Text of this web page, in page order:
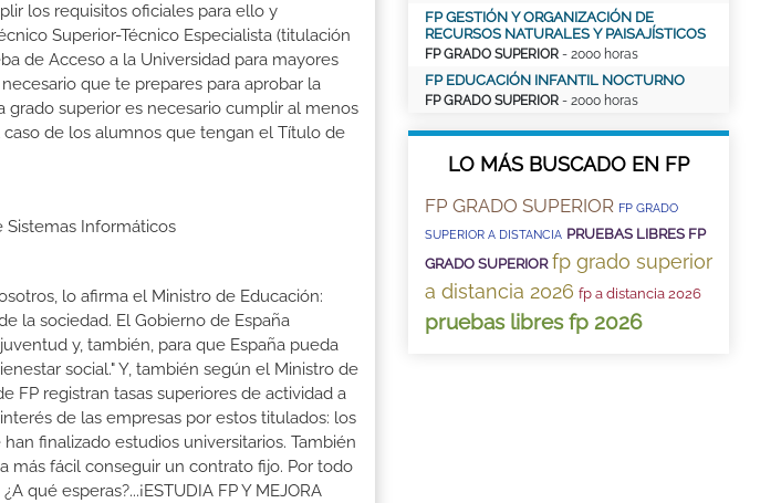
los requisitos oficiales para ello y
Superior-Técnico Especialista (titulación
de Acceso a la Universidad para mayores
que te prepares para aprobar la
grado superior es necesario cumplir al menos
de los alumnos que tengan el Título de
Sistemas Informáticos
lo afirma el Ministro de Educación:
la sociedad. El Gobierno de España
y, también, para que España pueda
social." Y, también según el Ministro de
FP registran tasas superiores de actividad a
de las empresas por estos titulados: los
finalizado estudios universitarios. También
más fácil conseguir un contrato fijo. Por todo
esperas?...¡ESTUDIA FP Y MEJORA
FP GESTIÓN Y ORGANIZACIÓN DE
RECURSOS NATURALES Y PAISAJÍSTICOS
FP GRADO SUPERIOR - 2000 horas
FP EDUCACIÓN INFANTIL NOCTURNO
FP GRADO SUPERIOR - 2000 horas
LO MÁS BUSCADO EN FP
FP GRADO SUPERIOR FP GRADO
SUPERIOR A DISTANCIA PRUEBAS LIBRES FP
GRADO SUPERIOR fp grado superior
a distancia 2026 fp a distancia 2026
pruebas libres fp 2026